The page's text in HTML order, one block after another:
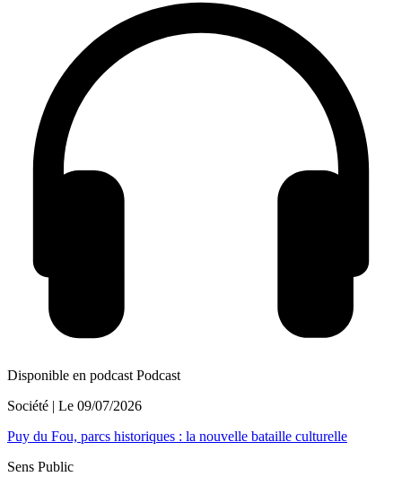
Disponible en podcast Podcast
Société | Le 09/07/2026
Puy du Fou, parcs historiques : la nouvelle bataille culturelle
Sens Public